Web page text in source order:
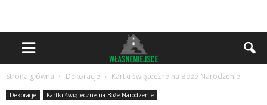
Strona główna Dekoracje Kartki świąteczne na Boże Narodzenie
Dekoracje Kartki świąteczne na Boże Narodzenie